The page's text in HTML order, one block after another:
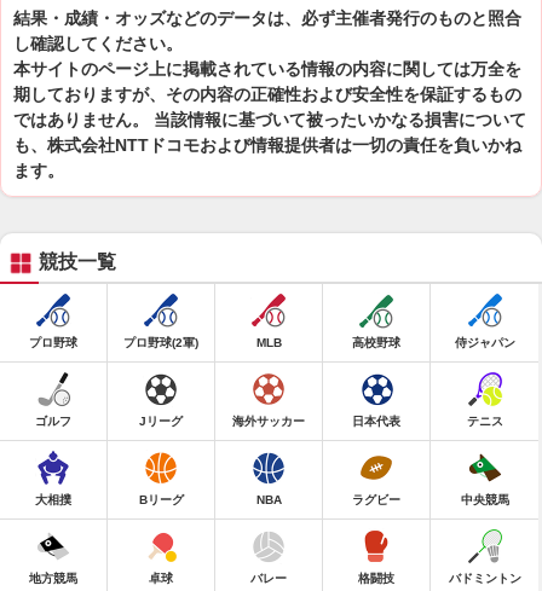
結果・成績・オッズなどのデータは、必ず主催者発行のものと照合
し確認してください。
本サイトのページ上に掲載されている情報の内容に関しては万全を
期しておりますが、その内容の正確性および安全性を保証するもの
ではありません。 当該情報に基づいて被ったいかなる損害について
も、株式会社NTTドコモおよび情報提供者は一切の責任を負いかね
ます。
競技一覧
プロ野球 プロ野球(2軍) MLB 高校野球 侍ジャパン
ゴルフ Jリーグ 海外サッカー 日本代表 テニス
大相撲 Bリーグ NBA ラグビー 中央競馬
地方競馬 卓球 バレー 格闘技 バドミントン